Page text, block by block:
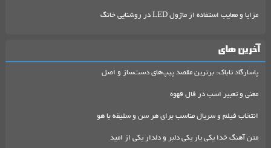
مزایا و معایب استفاده از ماژول LED در روشنایی خانگ
آخرین های
پاسارگاد تاباک: برترین مقصد پیپ‌های دست‌ساز و اصل
معنی و تعبیر اسب در فال قهوه
انتخاب فیلم و سریال مناسب برای هر سن و سلیقه با هو
متن آهنگ خدا یکی یار یکی دلبر و دلدار یکی از امید